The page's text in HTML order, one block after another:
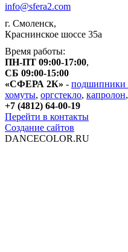
info@sfera2.com
г. Смоленск,
Краснинское шоссе 35а
Время работы:
ПН-ПТ 09:00-17:00,
СБ 09:00-15:00
«СФЕРА 2К» - подшипники
хомуты, оргстекло, капролон,
+7 (4812) 64-00-19
Перейти в контакты
Создание сайтов
DANCECOLOR.RU